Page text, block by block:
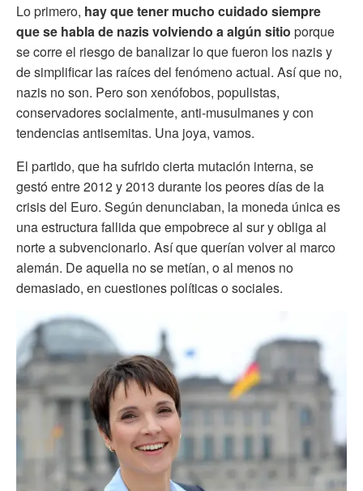
Lo primero, hay que tener mucho cuidado siempre
que se habla de nazis volviendo a algún sitio porque
se corre el riesgo de banalizar lo que fueron los nazis y
de simplificar las raíces del fenómeno actual. Así que no,
nazis no son. Pero son xenófobos, populistas,
conservadores socialmente, anti-musulmanes y con
tendencias antisemitas. Una joya, vamos.
El partido, que ha sufrido cierta mutación interna, se
gestó entre 2012 y 2013 durante los peores días de la
crisis del Euro. Según denunciaban, la moneda única es
una estructura fallida que empobrece al sur y obliga al
norte a subvencionarlo. Así que querían volver al marco
alemán. De aquella no se metían, o al menos no
demasiado, en cuestiones políticas o sociales.